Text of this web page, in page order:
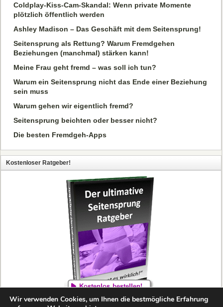
Coldplay-Kiss-Cam-Skandal: Wenn private Momente
plötzlich öffentlich werden
Ashley Madison – Das Geschäft mit dem Seitensprung!
Seitensprung als Rettung? Warum Fremdgehen
Beziehungen (manchmal) stärken kann!
Meine Frau geht fremd – was soll ich tun?
Warum ein Seitensprung nicht das Ende einer Beziehung
sein muss
Warum gehen wir eigentlich fremd?
Seitensprung beichten oder besser nicht?
Die besten Fremdgeh-Apps
Kostenloser Ratgeber!
Wir verwenden Cookies, um Ihnen die bestmögliche Erfahrung